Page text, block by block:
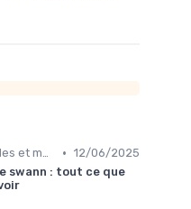
Meilleurs modèles et marques • 12/06/2025
swann : tout ce que